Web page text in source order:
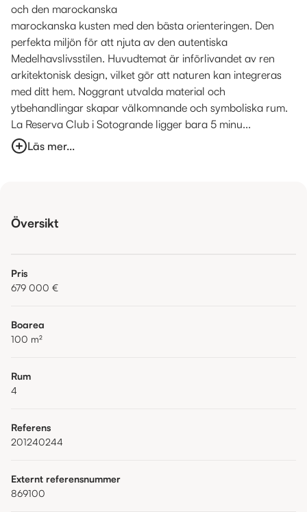
och den marockanska
marockanska kusten med den bästa orienteringen. Den
perfekta miljön för att njuta av den autentiska
Medelhavslivsstilen. Huvudtemat är införlivandet av ren
arkitektonisk design, vilket gör att naturen kan integreras
med ditt hem. Noggrant utvalda material och
ytbehandlingar skapar välkomnande och symboliska rum.
La Reserva Club i Sotogrande ligger bara 5 minu...
Läs mer...
Översikt
Pris
679 000 €
Boarea
100 m²
Rum
4
Referens
201240244
Externt referensnummer
869100